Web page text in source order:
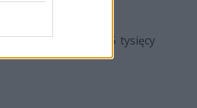
się ponad 365 tysięcy